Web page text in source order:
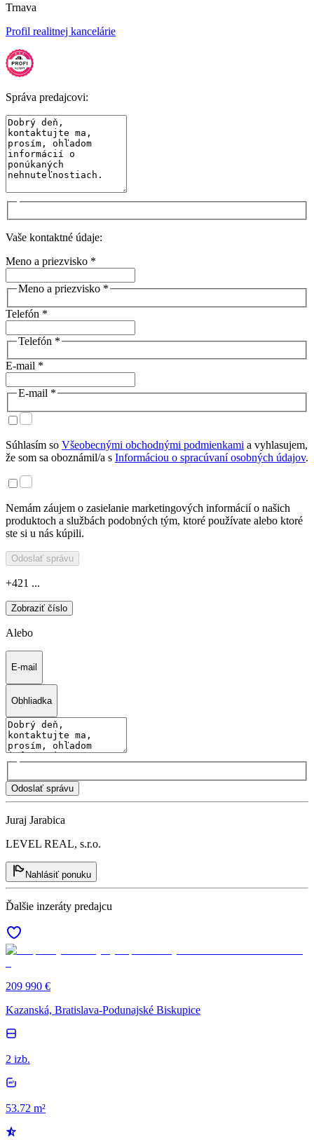
Trnava
Profil realitnej kancelárie
Správa predajcovi:
Vaše kontaktné údaje:
Meno a priezvisko *
Meno a priezvisko *
Telefón *
Telefón *
E-mail *
E-mail *
Súhlasím so Všeobecnými obchodnými podmienkami a vyhlasujem,
že som sa oboznámil/a s Informáciou o spracúvaní osobných údajov.
Nemám záujem o zasielanie marketingových informácií o našich
produktoch a službách podobných tým, ktoré používate alebo ktoré
ste si u nás kúpili.
Odoslať správu
+421 ...
Zobraziť číslo
Alebo
E-mail
Obhliadka
Odoslať správu
Juraj Jarabica
LEVEL REAL, s.r.o.
Nahlásiť ponuku
Ďalšie inzeráty predajcu
209 990 €
Kazanská, Bratislava-Podunajské Biskupice
2 izb.
53.72 m²